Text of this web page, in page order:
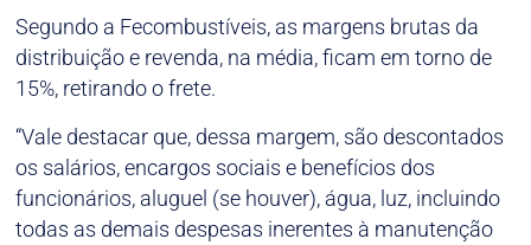
Segundo a Fecombustíveis, as margens brutas da
distribuição e revenda, na média, ficam em torno de
15%, retirando o frete.
“Vale destacar que, dessa margem, são descontados
os salários, encargos sociais e benefícios dos
funcionários, aluguel (se houver), água, luz, incluindo
todas as demais despesas inerentes à manutenção